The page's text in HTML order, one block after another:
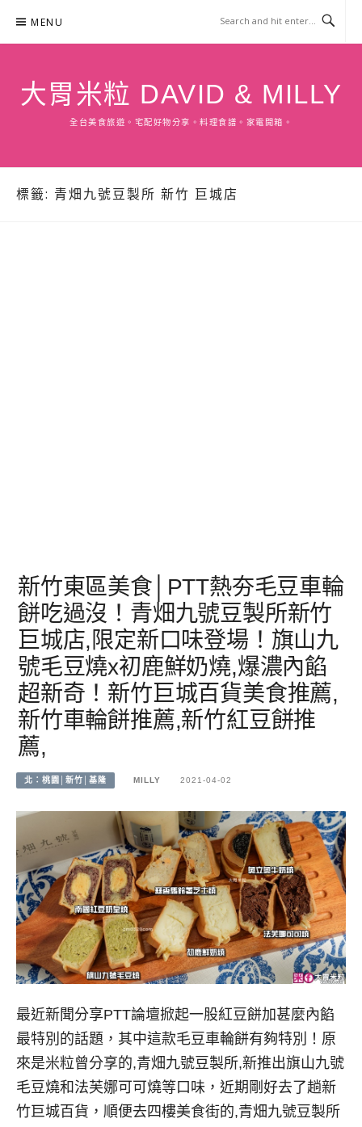
content
MENU
大胃米粒 DAVID & MILLY
全台美食旅遊。宅配好物分享。料理食譜。家電開箱。
標籤: 青畑九號豆製所 新竹 巨城店
新竹東區美食│PTT熱夯毛豆車輪
餅吃過沒！青畑九號豆製所新竹
巨城店,限定新口味登場！旗山九
號毛豆燒x初鹿鮮奶燒,爆濃內餡
超新奇！新竹巨城百貨美食推薦,
新竹車輪餅推薦,新竹紅豆餅推
薦,
北：桃園│新竹│基隆 MILLY 2021-04-02
最近新聞分享PTT論壇掀起一股紅豆餅加甚麼內餡
最特別的話題，其中這款毛豆車輪餅有夠特別！原
來是米粒曾分享的,青畑九號豆製所,新推出旗山九號
毛豆燒和法芙娜可可燒等口味，近期剛好去了趟新
竹巨城百貨，順便去四樓美食街的,青畑九號豆製所